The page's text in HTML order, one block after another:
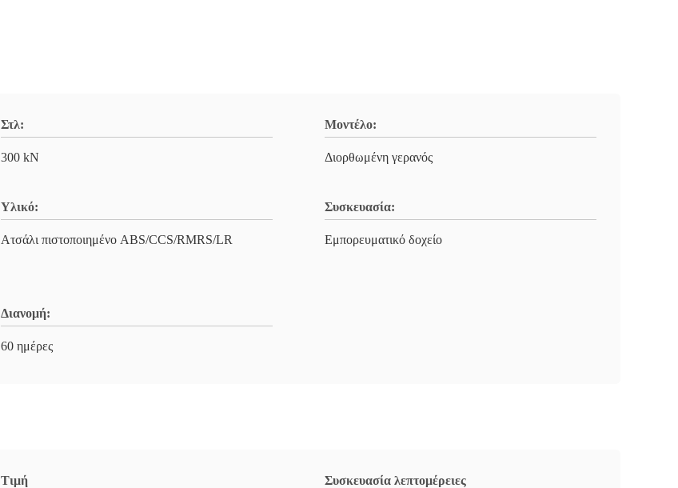
Στλ:
300 kN
Μοντέλο:
Διορθωμένη γερανός
Υλικό:
Ατσάλι πιστοποιημένο ABS/CCS/RMRS/LR
Συσκευασία:
Εμπορευματικό δοχείο
Διανομή:
60 ημέρες
Τιμή Συσκευασία λεπτομέρειες